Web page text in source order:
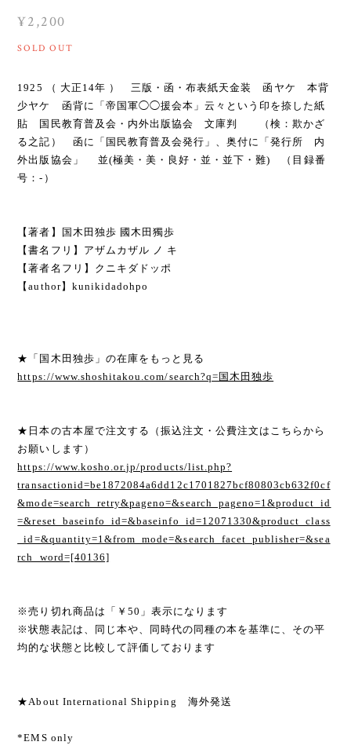
¥2,200
SOLD OUT
1925 （ 大正14年 ） 三版・函・布表紙天金装 函ヤケ 本背
少ヤケ 函背に「帝国軍◯◯援会本」云々という印を捺した紙
貼 国民教育普及会・内外出版協会 文庫判 （検：欺かざ
る之記） 函に「国民教育普及会発行」、奥付に「発行所 内
外出版協会」 並(極美・美・良好・並・並下・難) （目録番
号：-）
【著者】国木田独歩 國木田獨歩
【書名フリ】アザムカザル ノ キ
【著者名フリ】クニキダドッポ
【author】kunikidadohpo
★「国木田独歩」の在庫をもっと見る
https://www.shoshitakou.com/search?q=国木田独歩
★日本の古本屋で注文する（振込注文・公費注文はこちらから
お願いします）
https://www.kosho.or.jp/products/list.php?
transactionid=be1872084a6dd12c1701827bcf80803cb632f0cf
&mode=search_retry&pageno=&search_pageno=1&product_id
=&reset_baseinfo_id=&baseinfo_id=12071330&product_class
_id=&quantity=1&from_mode=&search_facet_publisher=&sea
rch_word=[40136]
※売り切れ商品は「￥50」表示になります
※状態表記は、同じ本や、同時代の同種の本を基準に、その平
均的な状態と比較して評価しております
★About International Shipping 海外発送
*EMS only